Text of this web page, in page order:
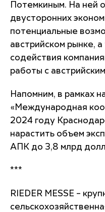
Потемкиным. На ней
двусторонних
потенциальные
австрийском рынке,
содействия
работы с
Напомним, в рамках
«Международная
2024 году
нарастить объем
АПК до 3,8 млрд
***
RIEDER MESSE –